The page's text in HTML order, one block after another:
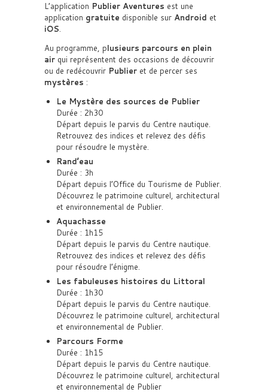
L’application Publier Aventures est une
application gratuite disponible sur Android et
iOS.
Au programme, plusieurs parcours en plein
air qui représentent des occasions de découvrir
ou de redécouvrir Publier et de percer ses
mystères :
Le Mystère des sources de Publier
Durée : 2h30
Départ depuis le parvis du Centre nautique.
Retrouvez des indices et relevez des défis
pour résoudre le mystère.
Rand’eau
Durée : 3h
Départ depuis l’Office du Tourisme de Publier.
Découvrez le patrimoine culturel, architectural
et environnemental de Publier.
Aquachasse
Durée : 1h15
Départ depuis le parvis du Centre nautique.
Retrouvez des indices et relevez des défis
pour résoudre l’énigme.
Les fabuleuses histoires du Littoral
Durée : 1h30
Départ depuis le parvis du Centre nautique.
Découvrez le patrimoine culturel, architectural
et environnemental de Publier.
Parcours Forme
Durée : 1h15
Départ depuis le parvis du Centre nautique.
Découvrez le patrimoine culturel, architectural
et environnemental de Publier